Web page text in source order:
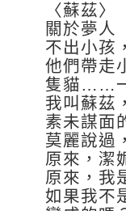
〈蘇茲〉
關於夢人
不出小孩
他們帶走
隻貓……
我叫蘇茲
素未謀面
莫麗說過
原來，潔
原來，我
如果我不